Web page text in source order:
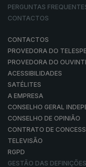
PERGUNTAS
CONTACTOS
CONTACTOS
PROVEDORA DO
PROVEDORA DO
ACESSIBILIDADES
SATÉLITES
A EMPRESA
CONSELHO GERAL
CONSELHO DE OPINIÃO
CONTRATO DE
TELEVISÃO
RGPD
GESTÃO DAS